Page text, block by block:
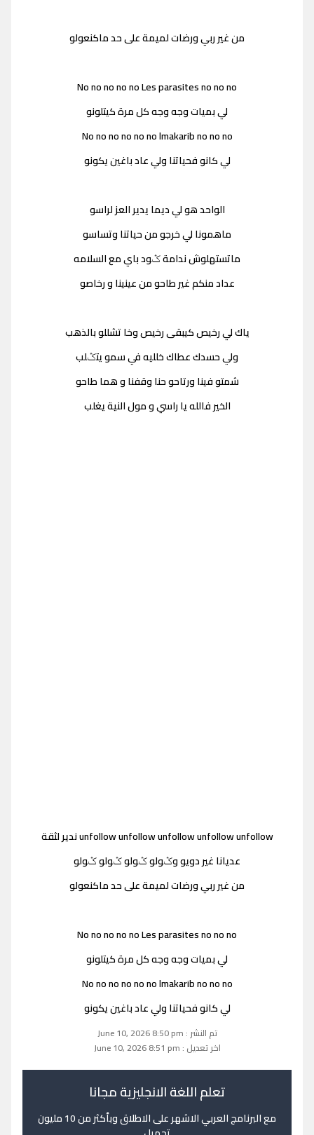
من غير ربي ورضات لميمة على حد ماكنعولو
No no no no no Les parasites no no no
لي بميات وجه وجه كل مرة كيتلونو
No no no no no no lmakarib no no no
لي كانو فحياتنا ولي عاد باغين يكونو
الواحد هو لي ديما يدير العز لراسو
ماهمونا لي خرجو من حياتنا وتساسو
ماتستهلوش ندامة ݣود باي مع السلامه
عداد منكم غير طاحو من عينينا و رخاصو
ياك لي رخيص كيبقى رخيص وخا تشللو بالذهب
ولي حسدك عطاك خلليه في سمو يتݣلب
شمتو فينا ورتاحو حنا وقفنا و هما طاحو
الخير فالله يا راسي و مول النية يغلب
unfollow unfollow unfollow unfollow unfollow ندير لثقة
عديانا غير دويو وݣولو ݣولو ݣولو ݣولو
من غير ربي ورضات لميمة على حد ماكنعولو
No no no no no Les parasites no no no
لي بميات وجه وجه كل مرة كيتلونو
No no no no no no lmakarib no no no
لي كانو فحياتنا ولي عاد باغين يكونو
تم النشر : June 10, 2026 8:50 pm
اخر تعديل : June 10, 2026 8:51 pm
تعلم اللغة الانجليزية مجانا
مع البرنامج العربي الاشهر على الاطلاق وبأكثر من 10 مليون